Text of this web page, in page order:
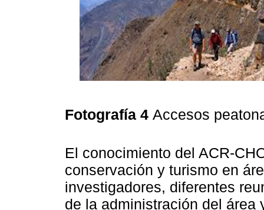
Fotografía 4 Accesos
El conocimiento del ACR-
conservación y turismo en
investigadores, diferentes
de la administración del área